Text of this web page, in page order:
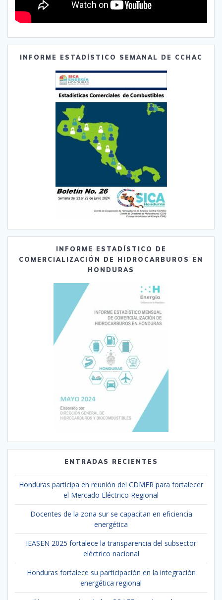
INFORME ESTADÍSTICO SEMANAL DE CCHAC
INFORME ESTADÍSTICO DE
COMERCIALIZACIÓN DE HIDROCARBUROS EN
HONDURAS
ENTRADAS RECIENTES
Honduras participa en reunión del CDMER para fortalecer
el Mercado Eléctrico Regional
Docentes de la zona sur se capacitan en eficiencia
energética
IEASEN 2025 fortalece la transparencia del subsector
eléctrico nacional
Honduras fortalece su participación en la integración
energética regional